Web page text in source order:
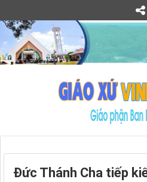
Đức Thánh Cha tiếp